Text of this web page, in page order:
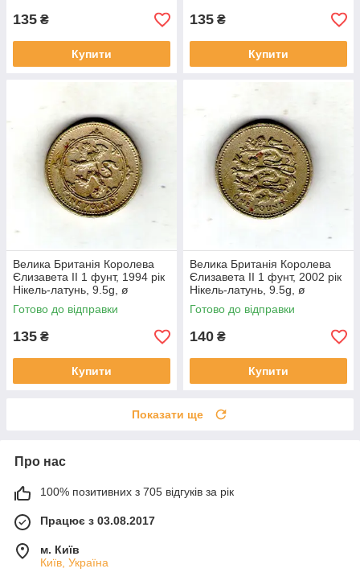
135 ₴
Купити
135 ₴
Купити
Велика Британія Королева
Єлизавета II 1 фунт, 1994 рік
Нікель-латунь, 9.5g, ø
22.5mm №1947
Готово до відправки
135 ₴
Купити
Велика Британія Королева
Єлизавета II 1 фунт, 2002 рік
Нікель-латунь, 9.5g, ø
22.5mm №320
Готово до відправки
140 ₴
Купити
Показати ще
Про нас
100% позитивних з 705 відгуків за рік
Працює з 03.08.2017
м. Київ
Київ, Україна